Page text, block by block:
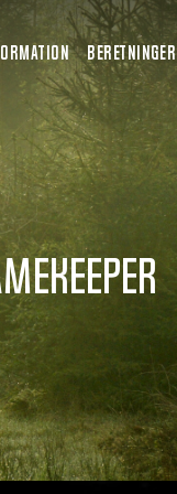
BERETNINGER